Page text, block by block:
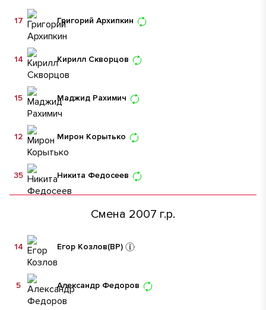
Григорий Архипкин
17
Кирилл Скворцов
14
Маджид Рахимич
15
Мирон Корытько
12
Никита Федосеев
35
Смена 2007 г.р.
Егор Козлов(ВР)
14
Александр Федоров
5